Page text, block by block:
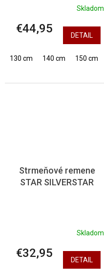
Skladom
€44,95 DETAIL
130 cm 140 cm 150 cm
Strmeňové remene
STAR SILVERSTAR
Skladom
€32,95 DETAIL